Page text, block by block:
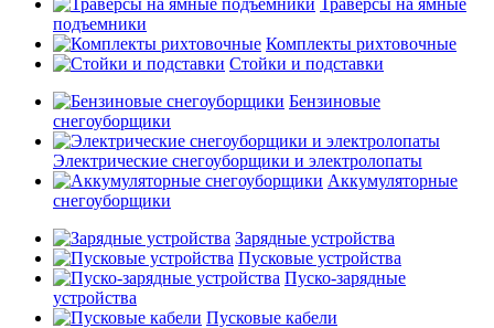
Траверсы на ямные
подъемники
Комплекты рихтовочные
Стойки и подставки
Бензиновые
снегоуборщики
Электрические снегоуборщики и электролопаты
Аккумуляторные
снегоуборщики
Зарядные устройства
Пусковые устройства
Пуско-зарядные
устройства
Пусковые кабели